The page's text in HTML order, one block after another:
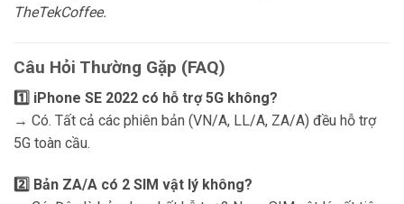
TheTekCoffee.
Câu Hỏi Thường Gặp (FAQ)
1️⃣ iPhone SE 2022 có hỗ trợ 5G không?
→ Có. Tất cả các phiên bản (VN/A, LL/A, ZA/A) đều hỗ trợ
5G toàn cầu.
2️⃣ Bản ZA/A có 2 SIM vật lý không?